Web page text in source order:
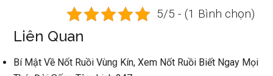
5/5 - (1 Bình chọn)
Liên Quan
Bí Mật Về Nốt Ruồi Vùnɡ Kín, Xem Nốt Ruồi Biết Ngay Mọi